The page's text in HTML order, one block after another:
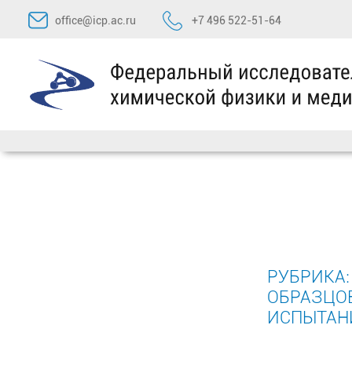
Перейти
содержимому
office@icp.ac.ru +7 496 522-51-64